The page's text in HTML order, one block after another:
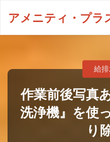
アメニティ・プラ
作業前後写真
洗浄機』を使
り
給